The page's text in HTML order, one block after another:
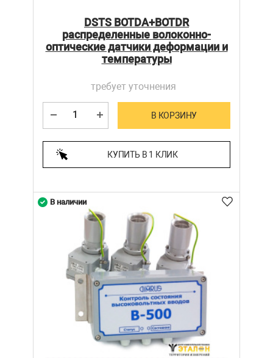
DSTS BOTDA+BOTDR
распределенные волоконно-
оптические датчики деформации и
температуры
требует уточнения
В КОРЗИНУ
КУПИТЬ В 1 КЛИК
В наличии